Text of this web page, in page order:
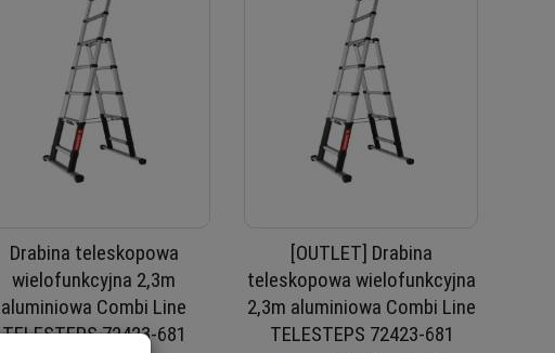
Drabina teleskopowa
wielofunkcyjna 2,3m
aluminiowa Combi Line
TELESTEPS 72423-681
[OUTLET] Drabina
teleskopowa wielofunkcyjna
2,3m aluminiowa Combi Line
TELESTEPS 72423-681